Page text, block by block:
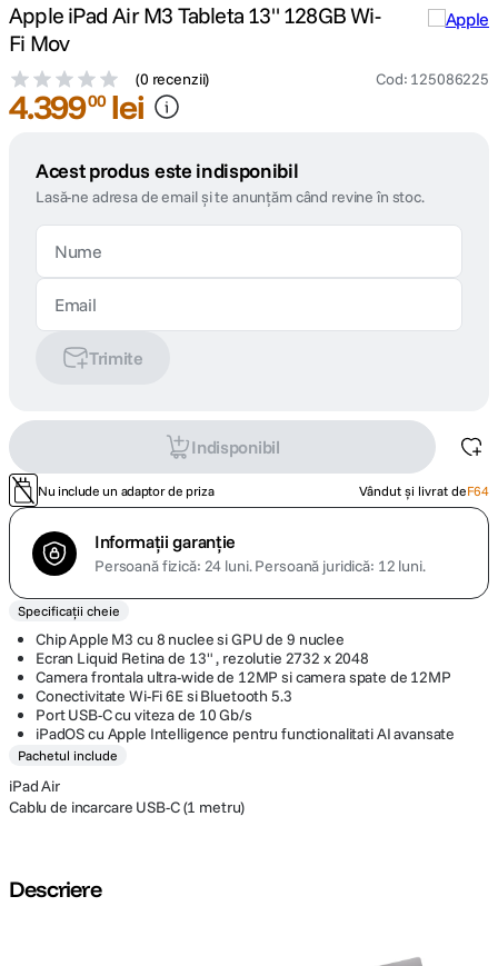
Apple iPad Air M3 Tableta 13" 128GB Wi-
Fi Mov
(0 recenzii) Cod: 125086225
4.39900 lei
Acest produs este indisponibil
Lasă-ne adresa de email și te anunțăm când revine în stoc.
Trimite
Indisponibil
Nu include un adaptor de priza Vândut și livrat deF64
Informații garanție
Persoană fizică: 24 luni.Persoană juridică: 12 luni.
Specificații cheie
Chip Apple M3 cu 8 nuclee si GPU de 9 nuclee
Ecran Liquid Retina de 13" , rezolutie 2732 x 2048
Camera frontala ultra-wide de 12MP si camera spate de 12MP
Conectivitate Wi-Fi 6E si Bluetooth 5.3
Port USB-C cu viteza de 10 Gb/s
iPadOS cu Apple Intelligence pentru functionalitati AI avansate
Pachetul include
iPad Air
Cablu de incarcare USB-C (1 metru)
Descriere